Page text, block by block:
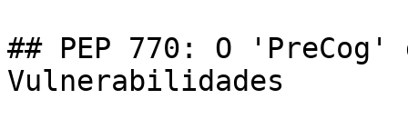
## PEP 770: O 'PreCog'
Vulnerabilidades